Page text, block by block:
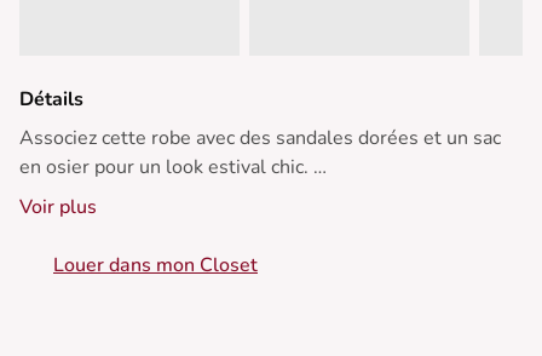
Détails
Associez cette robe avec des sandales dorées et un sac
en osier pour un look estival chic.
• Robe courte
• Décolleté en V
Voir plus
Louer dans mon Closet